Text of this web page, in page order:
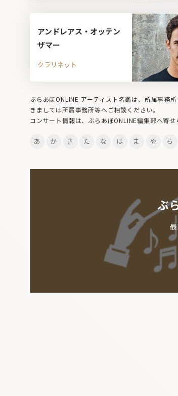
アンドレアス・オッテン
ザマー
クラリネット
ぶらあぼONLINE アーティスト名鑑は、所属事務
きましては所属事務所等へご相談ください。
コンサート情報は、ぶらあぼONLINE編集部へ寄
あ か さ た な は ま や ら
ぶ